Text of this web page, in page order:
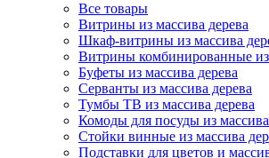
Все товары
Витрины из массива дерева
Шкаф-витрины из массива
Витрины комбинированные из
Буфеты из массива дерева
Серванты из массива дерева
Тумбы ТВ из массива дерева
Комоды для посуды из массива
Стойки винные из массива
Подставки для цветов и